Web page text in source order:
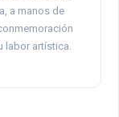
a manos de
labor artística.